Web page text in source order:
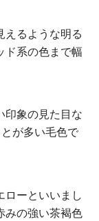
えるような明る
ド系の色まで幅
印象の見た目な
が多い毛色で
ローといいまし
みの強い茶褐色